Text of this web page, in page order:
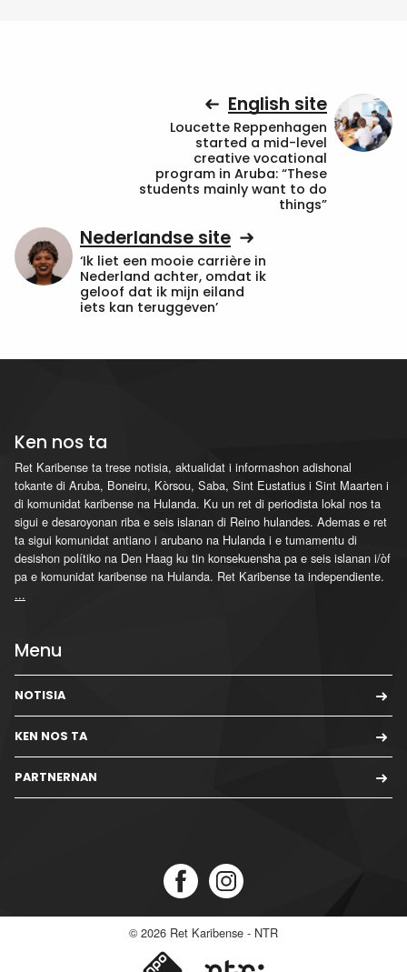
English site
Loucette Reppenhagen
started a mid-level
creative vocational
program in Aruba: “These
students mainly want to do
things”
Nederlandse site
‘Ik liet een mooie carrière in
Nederland achter, omdat ik
geloof dat ik mijn eiland
iets kan teruggeven’
Ken nos ta
Ret Karibense ta trese notisia, aktualidat i informashon adishonal
tokante di Aruba, Boneiru, Kòrsou, Saba, Sint Eustatius i Sint Maarten i
di komunidat karibense na Hulanda. Ku un ret di periodista lokal nos ta
sigui e desaroyonan riba e seis islanan di Reino hulandes. Ademas e ret
ta sigui komunidat antiano i arubano na Hulanda i e tumamentu di
desishon polítiko na Den Haag ku tin konsekuensha pa e seis islanan i/òf
pa e komunidat karibense na Hulanda. Ret Karibense ta independiente.
...
Menu
NOTISIA
KEN NOS TA
PARTNERNAN
© 2026 Ret Karibense - NTR